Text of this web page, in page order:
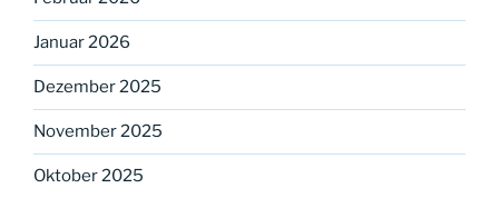
Januar 2026
Dezember 2025
November 2025
Oktober 2025